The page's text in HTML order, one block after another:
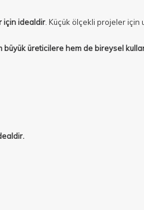
için idealdir . Küçük ölçekli projeler için
büyük üreticilere hem de bireysel